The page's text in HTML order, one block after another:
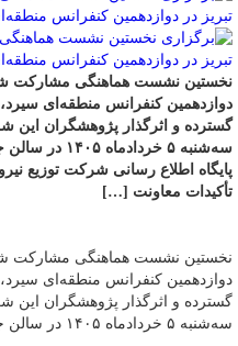
نخستین نشست هماهنگی مشارکت
دوازدهمین کنفرانس منطقه‌ای
گسترده و اثرگذار پژوهشگران این
سه‌شنبه ۵
پایگاه اطلاع رسانی شرکت توزیع
تأکیدات معاونت […]
نخستین نشست هماهنگی مشارکت
دوازدهمین کنفرانس منطقه‌ای
گسترده و اثرگذار پژوهشگران این
سه‌شنبه ۵ خردادماه ۱۴۰۵ در سالن جلسات شرکت برگزار شد.